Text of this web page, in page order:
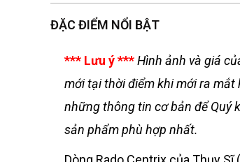
ĐẶC ĐIỂM NỔI BẬT
*** Lưu ý ***Hình ảnh và giá
mới tại thời điểm khi mới ra
những thông tin cơ bản để Quý
sản phẩm phù hợp nhất.